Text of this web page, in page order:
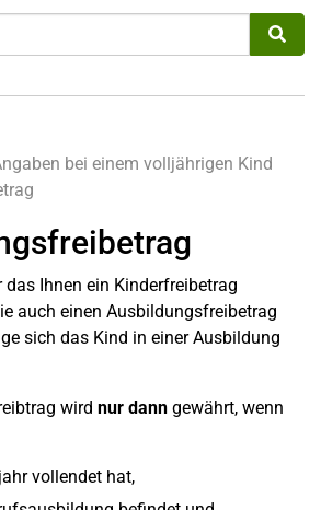
bei einem volljährigen Kind
das Ihnen ein Kinderfreibetrag
auch einen Ausbildungsfreibetrag
sich das Kind in einer Ausbildung
wird nur dann gewährt, wenn
vollendet hat,